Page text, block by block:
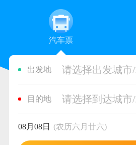
汽车票
出发地 请选择出发城市
目的地 请选择到达城市
08月08日 (农历六月廿六)